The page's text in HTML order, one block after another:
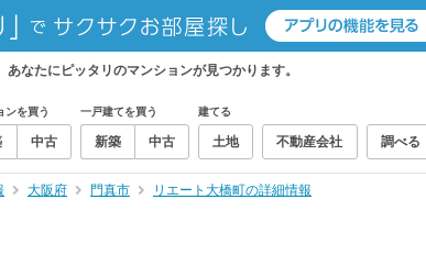
なたにピッタリのマンションが見つかります。
ンを買う
中古
一戸建てを買う
新築 中古
建てる
土地 不動産会社 調べる
大阪府 門真市 リエート大橋町の詳細情報